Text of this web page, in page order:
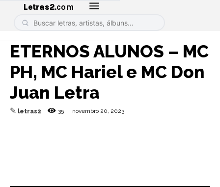
Letras2.com
ETERNOS ALUNOS – MC
PH, MC Hariel e MC Don
Juan Letra
✎ letras2 35 novembro 20, 2023